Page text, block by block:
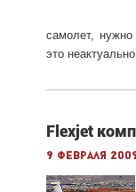
самолет,
это неактуально.
Flexjet
9 февраля